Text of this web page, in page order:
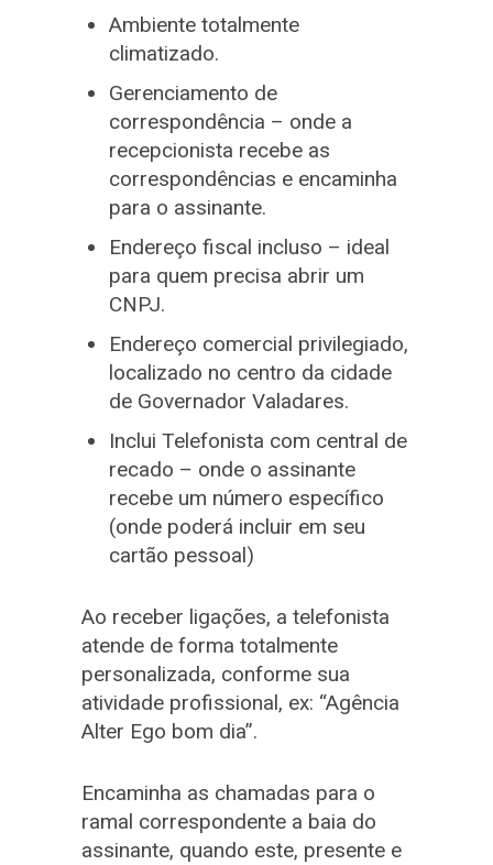
Ambiente totalmente
climatizado.
Gerenciamento de
correspondência – onde a
recepcionista recebe as
correspondências e encaminha
para o assinante.
Endereço fiscal incluso – ideal
para quem precisa abrir um
CNPJ.
Endereço comercial privilegiado,
localizado no centro da cidade
de Governador Valadares.
Inclui Telefonista com central de
recado – onde o assinante
recebe um número específico
(onde poderá incluir em seu
cartão pessoal)
Ao receber ligações, a telefonista
atende de forma totalmente
personalizada, conforme sua
atividade profissional, ex: “Agência
Alter Ego bom dia”.
Encaminha as chamadas para o
ramal correspondente a baia do
assinante, quando este, presente e